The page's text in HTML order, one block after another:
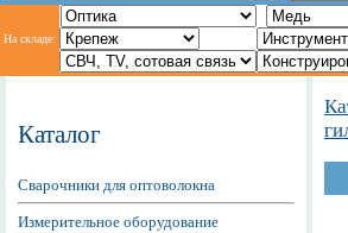
На складе:
Каталог
Сварочники для оптоволокна
Измерительное оборудование